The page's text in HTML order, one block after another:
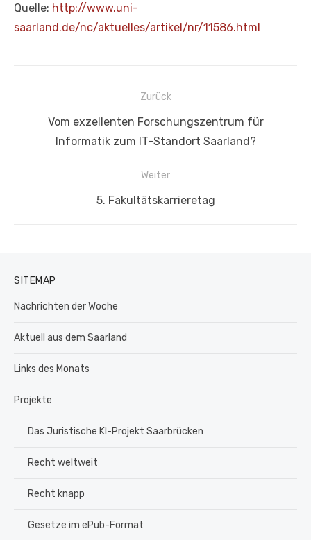
Quelle: http://www.uni-
saarland.de/nc/aktuelles/artikel/nr/11586.html
Beitragsnavigation
Zurück
Vorheriger
Beitrag:
Vom exzellenten Forschungszentrum für
Informatik zum IT-Standort Saarland?
Weiter
Nächster
5. Fakultätskarrieretag
SITEMAP
Nachrichten der Woche
Aktuell aus dem Saarland
Links des Monats
Projekte
Das Juristische KI-Projekt Saarbrücken
Recht weltweit
Recht knapp
Gesetze im ePub-Format